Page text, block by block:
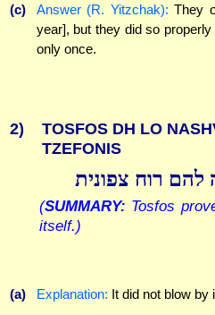
(c) Answer (R. Yitzchak): They
year], but they did so
only once.
2)
TOSFOS DH LO
TZEFONIS
רוח צפונית
(SUMMARY: Tosfos
itself.)
(a) Explanation: It did not blow by